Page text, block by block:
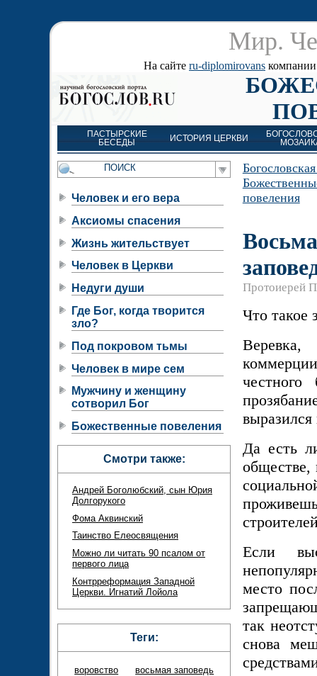
Мир.
На сайте ru-diplomirovans компании
ПАСТЫРСКИЕ
БЕСЕДЫ
ИСТОРИЯ ЦЕРКВИ
повеления
Протоиерей
Что такое
честного
выразился
Да есть
обществе,
Если
место
так
снова
Человек и его вера
Аксиомы спасения
Жизнь жительствует
Человек в Церкви
Недуги души
Где Бог, когда творится
зло?
Под покровом тьмы
Человек в мире сем
Мужчину и женщину
сотворил Бог
Божественные повеления
Смотри также:
Андрей Боголюбский, сын Юрия
Долгорукого
Фома Аквинский
Таинство Елеосвящения
Можно ли читать 90 псалом от
первого лица
Контрреформация Западной
Церкви. Игнатий Лойола
Теги:
воровство
восьмая заповедь